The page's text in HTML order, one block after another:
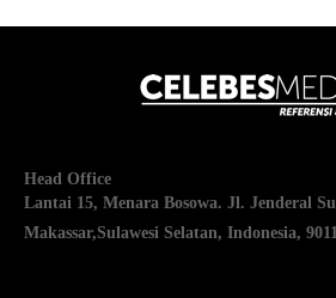
Head Office
Lantai 15, Menara Bosowa. Jl. Jenderal
Makassar,Sulawesi Selatan, Indonesia,